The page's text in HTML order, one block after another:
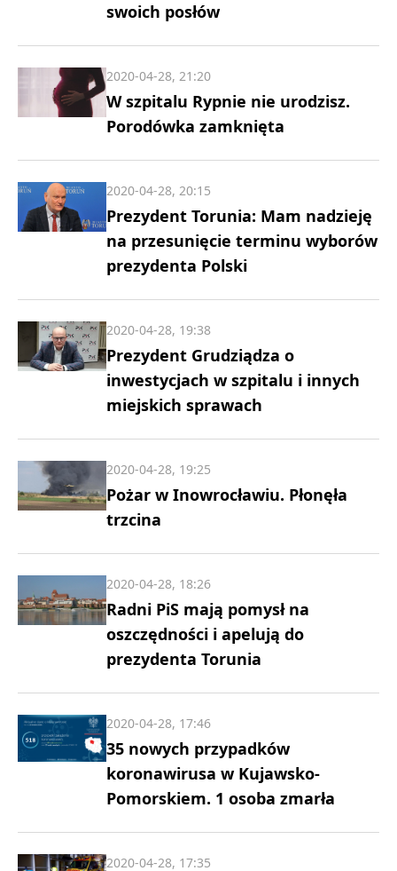
swoich posłów
W szpitalu Rypnie nie urodzisz.
Porodówka zamknięta
2020-04-28, 21:20
Prezydent Torunia: Mam nadzieję
na przesunięcie terminu wyborów
prezydenta Polski
2020-04-28, 20:15
Prezydent Grudziądza o
inwestycjach w szpitalu i innych
miejskich sprawach
2020-04-28, 19:38
Pożar w Inowrocławiu. Płonęła
trzcina
2020-04-28, 19:25
Radni PiS mają pomysł na
oszczędności i apelują do
prezydenta Torunia
2020-04-28, 18:26
35 nowych przypadków
koronawirusa w Kujawsko-
Pomorskiem. 1 osoba zmarła
2020-04-28, 17:46
2020-04-28, 17:35